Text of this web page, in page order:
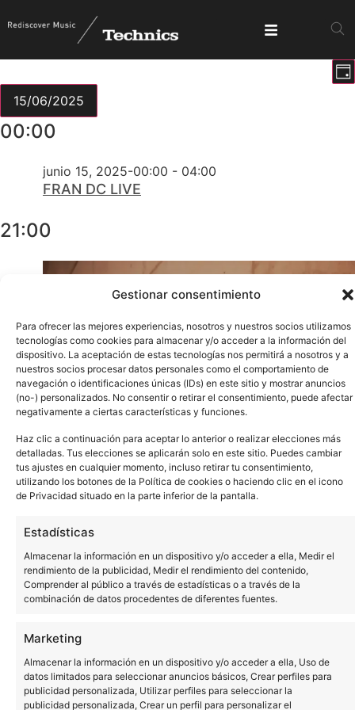
Gestionar consentimiento
Para ofrecer las mejores experiencias, nosotros y nuestros socios utilizamos
tecnologías como cookies para almacenar y/o acceder a la información del
dispositivo. La aceptación de estas tecnologías nos permitirá a nosotros y a
nuestros socios procesar datos personales como el comportamiento de
navegación o identificaciones únicas (IDs) en este sitio y mostrar anuncios
(no-) personalizados. No consentir o retirar el consentimiento, puede afectar
negativamente a ciertas características y funciones.
Haz clic a continuación para aceptar lo anterior o realizar elecciones más
detalladas. Tus elecciones se aplicarán solo en este sitio. Puedes cambiar
tus ajustes en cualquier momento, incluso retirar tu consentimiento,
utilizando los botones de la Política de cookies o haciendo clic en el icono
de Privacidad situado en la parte inferior de la pantalla.
Estadísticas
Almacenar la información en un dispositivo y/o acceder a ella, Medir el
rendimiento de la publicidad, Medir el rendimiento del contenido,
Comprender al público a través de estadísticas o a través de la
combinación de datos procedentes de diferentes fuentes.
Marketing
Almacenar la información en un dispositivo y/o acceder a ella, Uso de
datos limitados para seleccionar anuncios básicos, Crear perfiles para
publicidad personalizada, Utilizar perfiles para seleccionar la
publicidad personalizada, Crear un perfil para personalizar el
Día
15/06/2025
Selecciona
la
00:00
FRAN DC LIVE
junio 15, 2025-00:00 - 04:00
21:00